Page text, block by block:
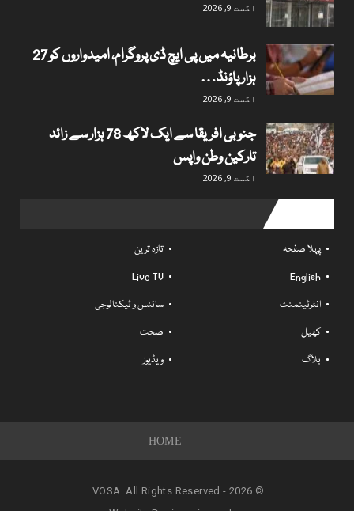
اگست 9, 2026
برطانیہ میں پی ایچ ڈی پروگرام، امیدواروں کو 27
ہزار پاؤنڈ…
اگست 9, 2026
جنوبی افریقا سے ایک لاکھ 78 ہزار سے زائد
تارکین وطن واپس
اگست 9, 2026
پہلا صفحہ
تازہ ترین
English
Live TV
انٹرٹینمنٹ
سائنس و ٹیکنالوجی
کھیل
صحت
بلاگ
ویڈیوز
HOME
© 2026 - VOSA. All Rights Reserved.